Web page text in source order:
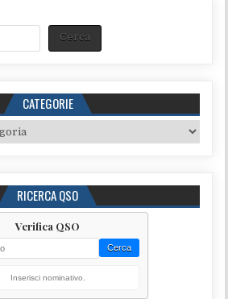
Cerca
CATEGORIE
RICERCA QSO
Verifica QSO
Cerca
Inserisci nominativo.